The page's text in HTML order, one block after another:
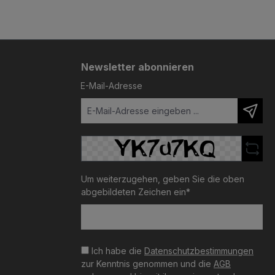
Newsletter abonnieren
E-Mail-Adresse
Um weiterzugehen, geben Sie die oben
abgebildeten Zeichen ein*
Ich habe die Datenschutzbestimmungen
zur Kenntnis genommen und die AGB